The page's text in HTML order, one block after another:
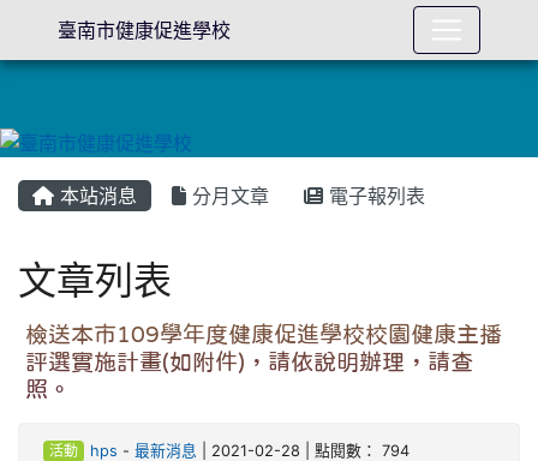
本站消息 分月文章 電子報列表
文章列表
檢送本市109學年度健康促進學校校園健康主播
評選實施計畫(如附件)，請依說明辦理，請查
照。
活動 hps - 最新消息 | 2021-02-28 | 點閱數： 794
臺南市健康促進學校